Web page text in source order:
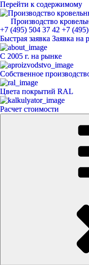
Перейти к содержимому
Производство
ЕвроМет
+7 (495) 504 37 42 +7
Быстрая заявка Заявка на
С 2005 г. на рынке
Собственное
Цвета покрытий RAL
Расчет стоимости